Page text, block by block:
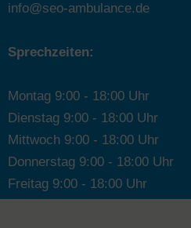
info@seo-ambulance.de
Sprechzeiten:
Montag 9:00 - 18:00 Uhr
Dienstag 9:00 - 18:00 Uhr
Mittwoch 9:00 - 18:00 Uhr
Donnerstag 9:00 - 18:00 Uhr
Freitag 9:00 - 18:00 Uhr